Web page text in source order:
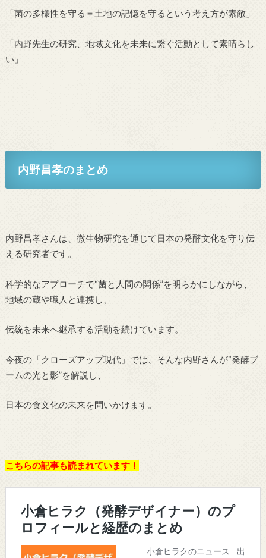
「菌の多様性を守る＝土地の記憶を守るという考え方が素敵」
「内野先生の研究、地域文化を未来に繋ぐ活動として素晴らし
い」
内野昌孝のまとめ
内野昌孝さんは、微生物研究を通じて日本の発酵文化を守り伝
える研究者です。
科学的なアプローチで“菌と人間の関係”を明らかにしながら、
地域の蔵や職人と連携し、
伝統を未来へ継承する活動を続けています。
今夜の「クローズアップ現代」では、そんな内野さんが“発酵ブ
ームの光と影”を解説し、
日本の食文化の未来を問いかけます。
こちらの記事も読まれています！